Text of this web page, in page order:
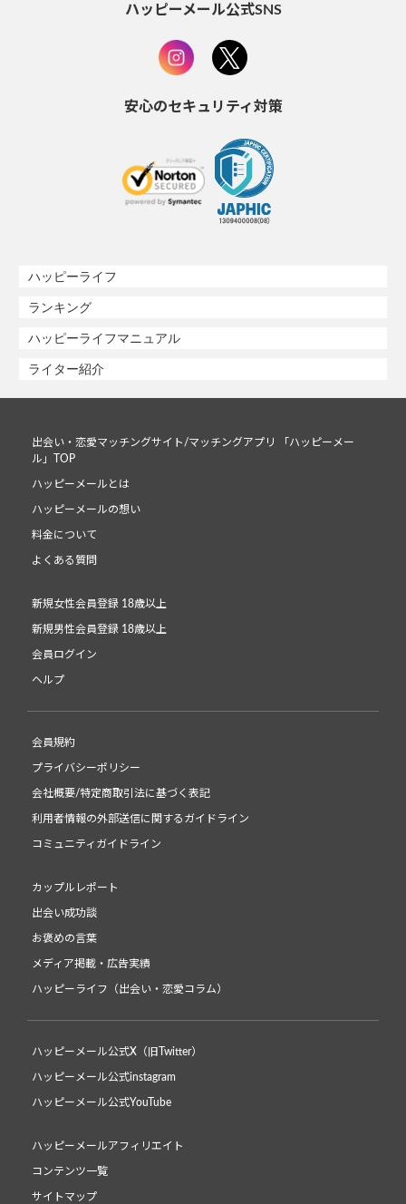
ハッピーメール公式SNS
安心のセキュリティ対策
ハッピーライフ
ランキング
ハッピーライフマニュアル
ライター紹介
出会い・恋愛マッチングサイト/マッチングアプリ 「ハッピーメー
ル」TOP
ハッピーメールとは
ハッピーメールの想い
料金について
よくある質問
新規女性会員登録 18歳以上
新規男性会員登録 18歳以上
会員ログイン
ヘルプ
会員規約
プライバシーポリシー
会社概要/特定商取引法に基づく表記
利用者情報の外部送信に関するガイドライン
コミュニティガイドライン
カップルレポート
出会い成功談
お褒めの言葉
メディア掲載・広告実績
ハッピーライフ（出会い・恋愛コラム）
ハッピーメール公式X（旧Twitter）
ハッピーメール公式instagram
ハッピーメール公式YouTube
ハッピーメールアフィリエイト
コンテンツ一覧
サイトマップ